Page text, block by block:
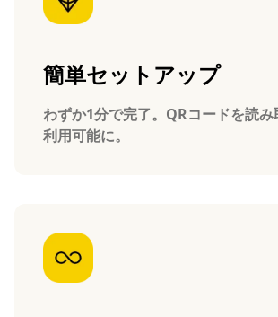
簡単セットアップ
わずか1分で完了。QRコードを読
利用可能に。